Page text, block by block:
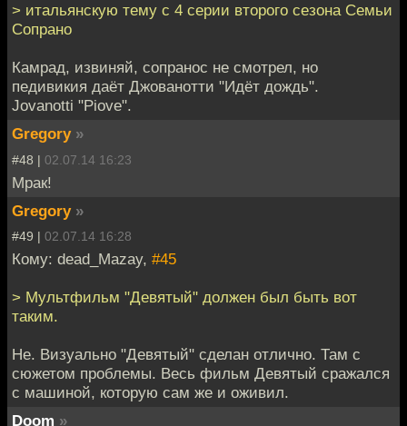
> итальянскую тему с 4 серии второго сезона Семьи
Сопрано
Камрад, извиняй, сопранос не смотрел, но
педивикия даёт Джованотти "Идёт дождь".
Jovanotti "Piove".
Gregory »
#48 | 02.07.14 16:23
Мрак!
Gregory »
#49 | 02.07.14 16:28
Кому: dead_Mazay, #45
> Мультфильм "Девятый" должен был быть вот
таким.
Не. Визуально "Девятый" сделан отлично. Там с
сюжетом проблемы. Весь фильм Девятый сражался
с машиной, которую сам же и оживил.
Doom »